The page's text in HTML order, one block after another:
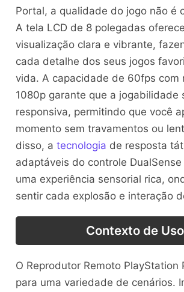
Portal, a qualidade do jogo não é
A tela LCD de 8 polegadas
visualização clara e vibrante,
cada detalhe dos seus jogos
vida. A capacidade de 60fps com
1080p garante que a jogabilidade
responsiva, permitindo que você
momento sem travamentos ou
disso, a tecnologia de resposta
adaptáveis do controle
uma experiência sensorial rica,
sentir cada explosão e interação
Contexto de Uso
O Reprodutor Remoto PlayStation
para uma variedade de cenários.